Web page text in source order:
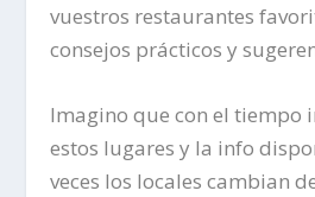
vuestros restaurantes
consejos prácticos y
Imagino que con el tiempo
estos lugares y la info
veces los locales cambian